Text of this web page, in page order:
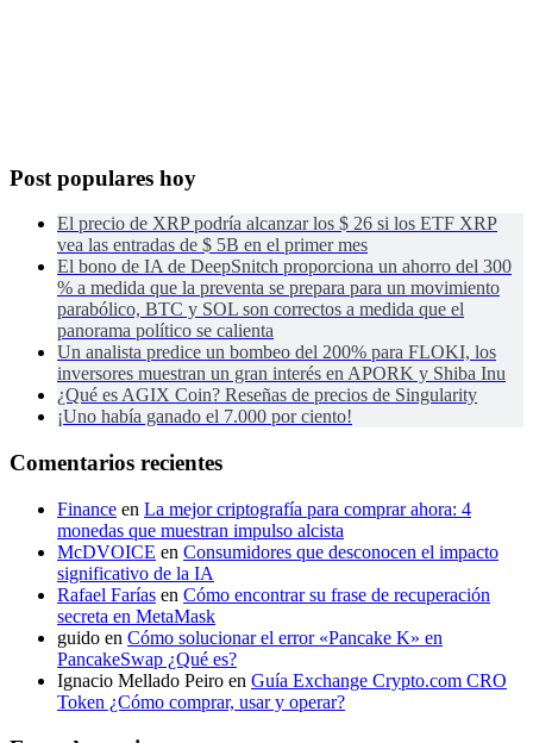
Post populares hoy
El precio de XRP podría alcanzar los $ 26 si los ETF XRP
vea las entradas de $ 5B en el primer mes
El bono de IA de DeepSnitch proporciona un ahorro del 300
% a medida que la preventa se prepara para un movimiento
parabólico, BTC y SOL son correctos a medida que el
panorama político se calienta
Un analista predice un bombeo del 200% para FLOKI, los
inversores muestran un gran interés en APORK y Shiba Inu
¿Qué es AGIX Coin? Reseñas de precios de Singularity
¡Uno había ganado el 7.000 por ciento!
Comentarios recientes
Finance en La mejor criptografía para comprar ahora: 4
monedas que muestran impulso alcista
McDVOICE en Consumidores que desconocen el impacto
significativo de la IA
Rafael Farías en Cómo encontrar su frase de recuperación
secreta en MetaMask
guido en Cómo solucionar el error «Pancake K» en
PancakeSwap ¿Qué es?
Ignacio Mellado Peiro en Guía Exchange Crypto.com CRO
Token ¿Cómo comprar, usar y operar?